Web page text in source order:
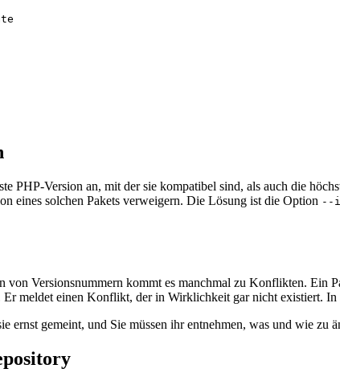
PHP-Version an, mit der sie kompatibel sind, als auch die
eines solchen Pakets verweigern. Die Lösung ist die Option --
Versionsnummern kommt es manchmal zu Konflikten. Ein
Er meldet einen Konflikt, der in Wirklichkeit gar nicht existiert.
ernst gemeint, und Sie müssen ihr entnehmen, was und wie zu